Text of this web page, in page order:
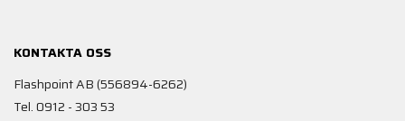
KONTAKTA OSS
Flashpoint AB (556894-6262)
Tel. 0912 - 303 53